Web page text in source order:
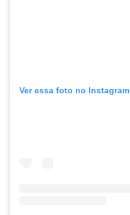
Ver essa foto no Instagram